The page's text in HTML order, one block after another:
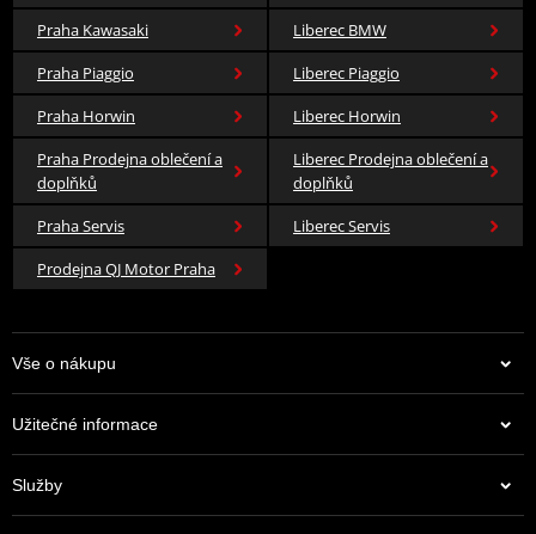
Praha Kawasaki
Liberec BMW
Praha Piaggio
Liberec Piaggio
Praha Horwin
Liberec Horwin
Praha Prodejna oblečení a
doplňků
Liberec Prodejna oblečení a
doplňků
Praha Servis
Liberec Servis
Prodejna QJ Motor Praha
Vše o nákupu
Užitečné informace
Služby